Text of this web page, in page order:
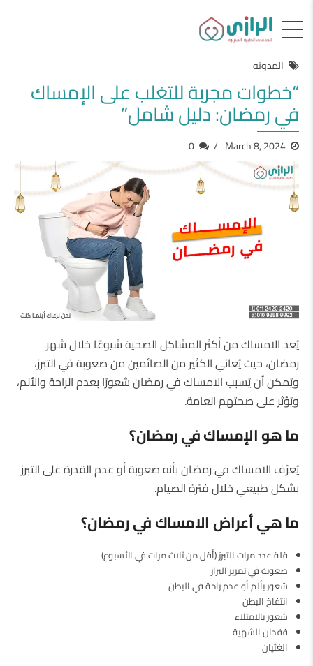
المدونه
“خطوات مجربة للتغلب على الإمساك
في رمضان: دليل شامل”
March 8, 2024
0
يُعد الامساك من أكثر المشاكل الصحية شيوعًا خلال شهر
رمضان، حيث يُعاني الكثير من الصائمين من صعوبة في التبرز،
ويُمكن أن يُسبب الامساك في رمضان شعورًا بعدم الراحة والألم،
ويُؤثر على صحتهم العامة.
ما هو الإمساك في رمضان؟
يُعرّف الامساك في رمضان بأنه صعوبة أو عدم القدرة على التبرز
بشكل طبيعي خلال فترة الصيام.
ما هي أعراض الامساك في رمضان؟
قلة عدد مرات التبرز (أقل من ثلاث مرات في الأسبوع)
صعوبة في تمرير البراز
شعور بألم أو عدم راحة في البطن
انتفاخ البطن
شعور بالامتلاء
فقدان الشهية
الغثيان